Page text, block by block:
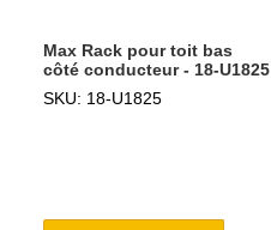
Max Rack pour toit bas
côté conducteur - 18-U1825
SKU: 18-U1825